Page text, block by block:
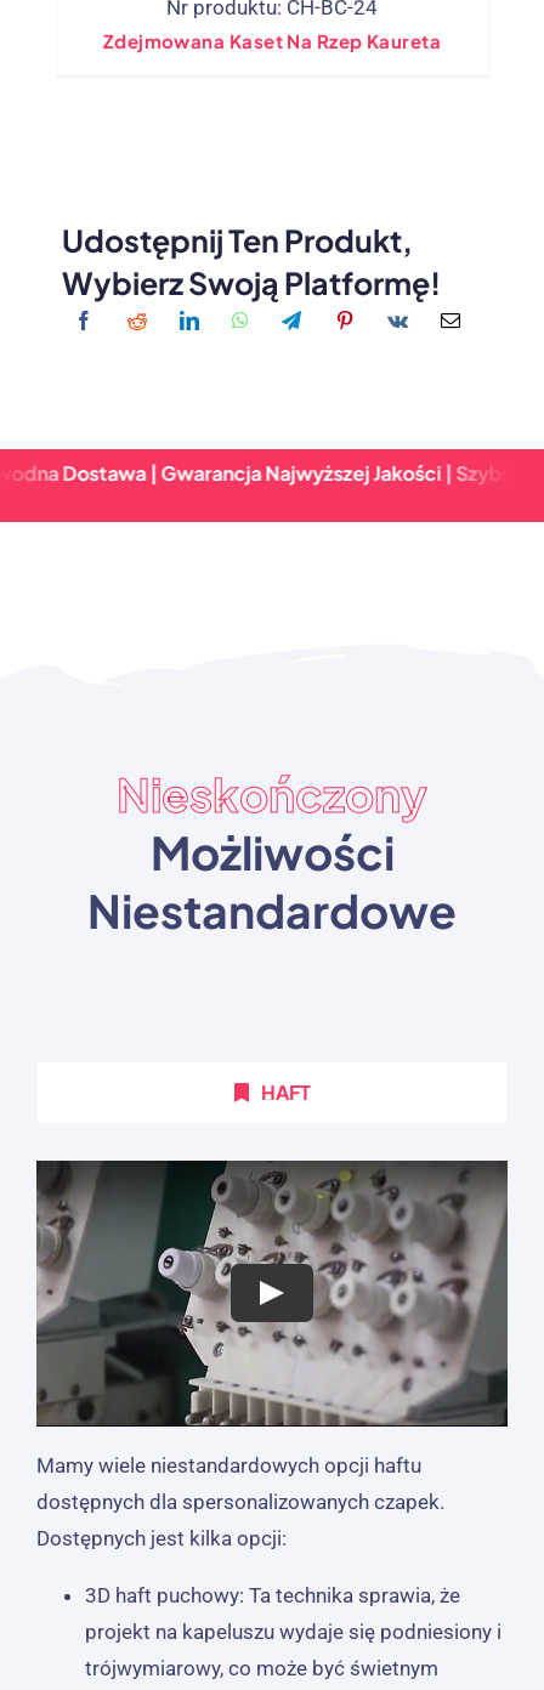
Nr produktu: CH-BC-24
Zdejmowana Kaset Na Rzep Kaureta
Udostępnij Ten Produkt,
Wybierz Swoją Platformę!
| Gwarancja Najwyższej Jakości | Szybki Zwrot &
Nieskończony
Możliwości
Niestandardowe
HAFT
Mamy wiele niestandardowych opcji haftu
dostępnych dla spersonalizowanych czapek.
Dostępnych jest kilka opcji:
3D haft puchowy: Ta technika sprawia, że ​​
projekt na kapeluszu wydaje się podniesiony i
trójwymiarowy, co może być świetnym